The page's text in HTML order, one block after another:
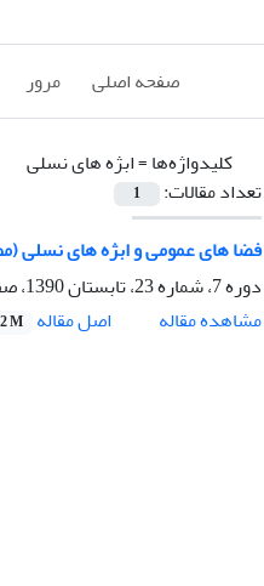
صفحه اصلی مرور
کلیدواژه‌ها =ابژه های نسلی
تعداد مقالات:
1
فضا های عمومی و ابژه های نسلی
دوره 7، شماره 23، تابستان 1390، صفحه
مشاهده مقاله
اصل مقاله M